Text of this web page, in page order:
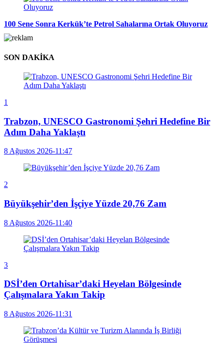
100 Sene Sonra Kerkük’te Petrol Sahalarına Ortak Oluyoruz
SON DAKİKA
1
Trabzon, UNESCO Gastronomi Şehri Hedefine Bir
Adım Daha Yaklaştı
8 Ağustos 2026-11:47
2
Büyükşehir’den İşçiye Yüzde 20,76 Zam
8 Ağustos 2026-11:40
3
DSİ’den Ortahisar’daki Heyelan Bölgesinde
Çalışmalara Yakın Takip
8 Ağustos 2026-11:31